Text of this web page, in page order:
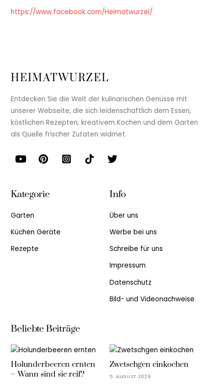
https://www.facebook.com/Heimatwurzel/
HEIMATWURZEL
Entdecken Sie die Welt der kulinarischen Genüsse mit
unserer Webseite, die sich leidenschaftlich dem Essen,
köstlichen Rezepten, kreativem Kochen und dem Garten
als Quelle frischer Zutaten widmet.
Kategorie
Garten
Küchen Geräte
Rezepte
Info
Über uns
Werbe bei uns
Schreibe für uns
Impressum
Datenschutz
Bild- und Videonachweise
Beliebte Beiträge
Holunderbeeren ernten
– Wann sind sie reif?
Zwetschgen einkochen
5. AUGUST 2026